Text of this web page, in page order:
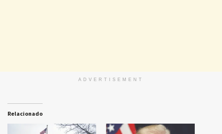
ADVERTISEMENT
Relacionado